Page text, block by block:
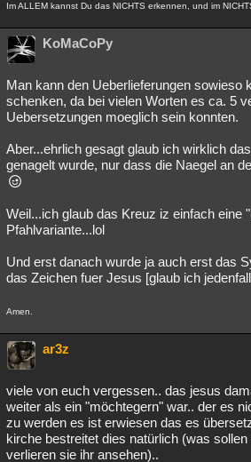
Im ALLEM kannst Du das NICHTS erkennen, und im
KoMaCoPy
Man kann den Ueberlieferungen sowieso
schenken, da bei vielen Worten es ca. 5
Uebersetzungen moeglich sein konnten.
Aber...ehrlich gesagt glaub ich wirklich
genagelt wurde, nur dass die Naegel an
Weil...ich glaub das Kreuz iz einfach eine
Pfahlvariante...lol
Und erst danach wurde ja auch erst das
das Zeichen fuer Jesus [glaub ich
Amen.
ar3z
viele von euch vergessen.. das jesus
weiter als ein "möchtegern" war.. der es
zu werden es ist erwiesen das es
kirche bestreitet dies natürlich (was
verlieren sie ihr ansehen)..